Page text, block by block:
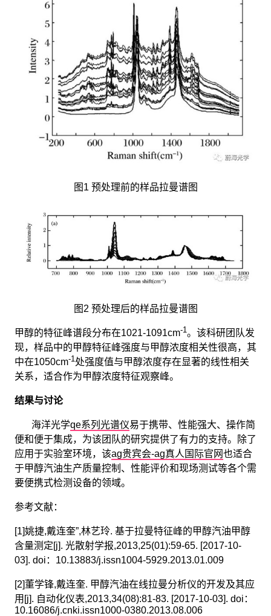
图1 预处理前的样品拉曼谱图
图2 预处理后的样品拉曼谱图
甲醇的特征峰谱段分布在1021-1091cm-1。该科研团队发
现，样品中的甲醇特征峰强度与甲醇浓度相关性很高，其
中在1050cm-1 处强度值与甲醇浓度存在显著的线性相关
关系，适合作为甲醇浓度特征观察峰。
结果与讨论
海洋光学qe系列光谱仪易于携带、性能强大、操作简
便和便于集成，为该团队的研究提供了有力的支持。除了
应用于实验室环境，该ag贵宾会-ag真人国际官网也适合
于甲醇汽油生产质量控制、性能评价和现场测试等各个需
要便携式检测设备的领域。
参考文献：
[1]姚捷,戴连奎”,林艺玲. 基于拉曼特征峰的甲醇汽油甲醇
含量测定[j]. 光散射学报,2013,25(01):59-65. [2017-10-
03]. doi：10.13883/j.issn1004-5929.2013.01.009
[2]董学锋,戴连奎. 甲醇汽油在线拉曼分析仪的开发及其应
用[j]. 自动化仪表,2013,34(08):81-83. [2017-10-03]. doi：
10.16086/j.cnki.issn1000-0380.2013.08.006